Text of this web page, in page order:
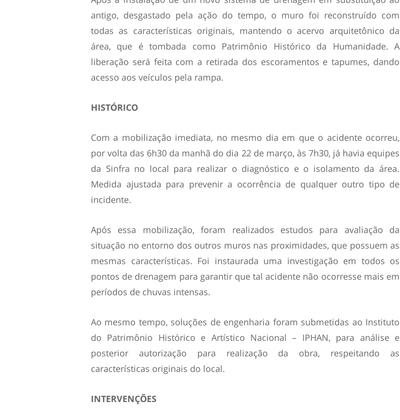
antigo, desgastado pela ação do tempo, o muro foi reconstruído com
todas as características originais, mantendo o acervo arquitetônico da
área, que é tombada como Patrimônio Histórico da Humanidade. A
liberação será feita com a retirada dos escoramentos e tapumes, dando
acesso aos veículos pela rampa.
HISTÓRICO
Com a mobilização imediata, no mesmo dia em que o acidente ocorreu,
por volta das 6h30 da manhã do dia 22 de março, às 7h30, já havia equipes
da Sinfra no local para realizar o diagnóstico e o isolamento da área.
Medida ajustada para prevenir a ocorrência de qualquer outro tipo de
incidente.
Após essa mobilização, foram realizados estudos para avaliação da
situação no entorno dos outros muros nas proximidades, que possuem as
mesmas características. Foi instaurada uma investigação em todos os
pontos de drenagem para garantir que tal acidente não ocorresse mais em
períodos de chuvas intensas.
Ao mesmo tempo, soluções de engenharia foram submetidas ao Instituto
do Patrimônio Histórico e Artístico Nacional – IPHAN, para análise e
posterior autorização para realização da obra, respeitando as
características originais do local.
INTERVENÇÕES